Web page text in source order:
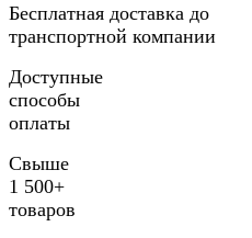
Бесплатная доставка до
транспортной компании
Доступные
способы
оплаты
Свыше
1 500+
товаров